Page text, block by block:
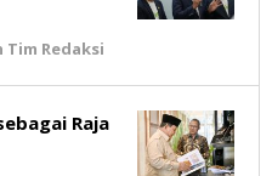
Tim Redaksi
Raja